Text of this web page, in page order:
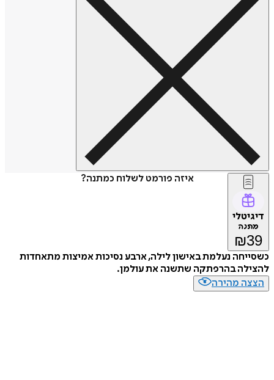
איזה פורמט לשלוח כמתנה?
דיגיטלי
מתנה
₪39
כשסייחה נעלמת באישון לילה, ארבע נסיכות אמיצות מתאחדות
להצילה בהרפתקה שתשנה את עולמן.
הצצה מהירה